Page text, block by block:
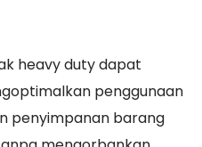
heavy duty dapat
penggunaan
penyimpanan barang